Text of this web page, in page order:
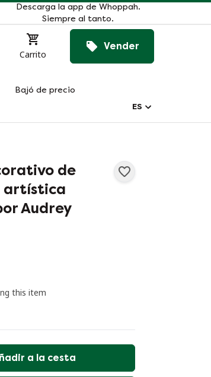
Descarga la app de Whoppah.
Siempre al tanto.
Carrito
Vender
Bajó de precio
ES
de
artística
Audrey
this item
a la cesta